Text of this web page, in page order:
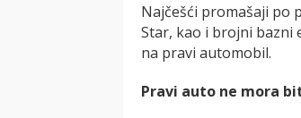
Najčešći promašaji po
Star, kao i brojni bazni
na pravi automobil.
Pravi auto ne mora